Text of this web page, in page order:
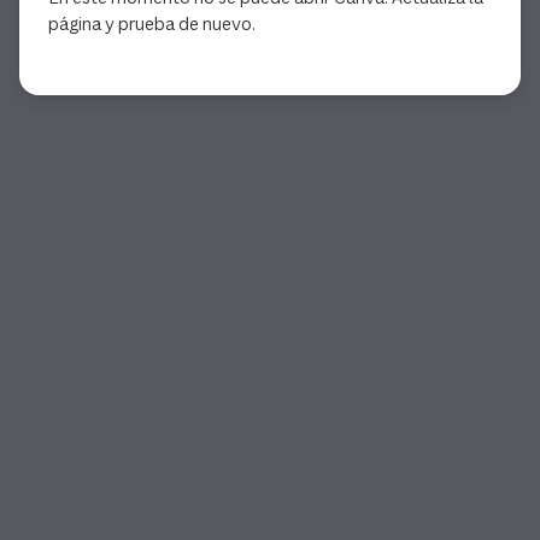
página y prueba de nuevo.